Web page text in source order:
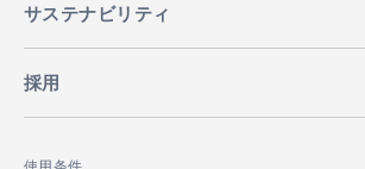
サステナビリティ
採用